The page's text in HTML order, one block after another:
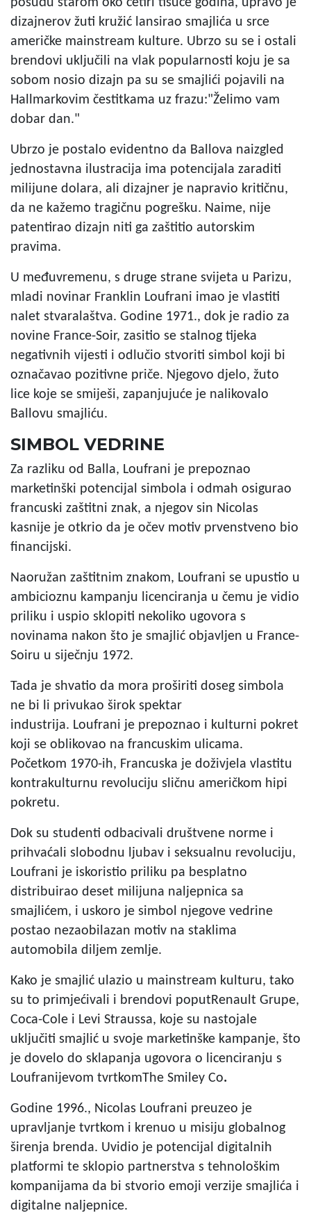
posuđu starom oko četiri tisuće godina, upravo je
dizajnerov žuti kružić lansirao smajlića u srce
američke mainstream kulture. Ubrzo su se i ostali
brendovi uključili na vlak popularnosti koju je sa
sobom nosio dizajn pa su se smajlići pojavili na
Hallmarkovim čestitkama uz frazu:"Želimo vam
dobar dan."
Ubrzo je postalo evidentno da Ballova naizgled
jednostavna ilustracija ima potencijala zaraditi
milijune dolara, ali dizajner je napravio kritičnu,
da ne kažemo tragičnu pogrešku. Naime, nije
patentirao dizajn niti ga zaštitio autorskim
pravima.
U međuvremenu, s druge strane svijeta u Parizu,
mladi novinar Franklin Loufrani imao je vlastiti
nalet stvaralaštva. Godine 1971., dok je radio za
novine France-Soir, zasitio se stalnog tijeka
negativnih vijesti i odlučio stvoriti simbol koji bi
označavao pozitivne priče. Njegovo djelo, žuto
lice koje se smiješi, zapanjujuće je nalikovalo
Ballovu smajliću.
SIMBOL VEDRINE
Za razliku od Balla, Loufrani je prepoznao
marketinški potencijal simbola i odmah osigurao
francuski zaštitni znak, a njegov sin Nicolas
kasnije je otkrio da je očev motiv prvenstveno bio
financijski.
Naoružan zaštitnim znakom, Loufrani se upustio u
ambicioznu kampanju licenciranja u čemu je vidio
priliku i uspio sklopiti nekoliko ugovora s
novinama nakon što je smajlić objavljen u France-
Soiru u siječnju 1972.
Tada je shvatio da mora proširiti doseg simbola
ne bi li privukao širok spektar
industrija. Loufrani je prepoznao i kulturni pokret
koji se oblikovao na francuskim ulicama.
Početkom 1970-ih, Francuska je doživjela vlastitu
kontrakulturnu revoluciju sličnu američkom hipi
pokretu.
Dok su studenti odbacivali društvene norme i
prihvaćali slobodnu ljubav i seksualnu revoluciju,
Loufrani je iskoristio priliku pa besplatno
distribuirao deset milijuna naljepnica sa
smajlićem, i uskoro je simbol njegove vedrine
postao nezaobilazan motiv na staklima
automobila diljem zemlje.
Kako je smajlić ulazio u mainstream kulturu, tako
su to primjećivali i brendovi poputRenault Grupe,
Coca-Cole i Levi Straussa, koje su nastojale
uključiti smajlić u svoje marketinške kampanje, što
je dovelo do sklapanja ugovora o licenciranju s
Loufranijevom tvrtkomThe Smiley Co.
Godine 1996., Nicolas Loufrani preuzeo je
upravljanje tvrtkom i krenuo u misiju globalnog
širenja brenda. Uvidio je potencijal digitalnih
platformi te sklopio partnerstva s tehnološkim
kompanijama da bi stvorio emoji verzije smajlića i
digitalne naljepnice.